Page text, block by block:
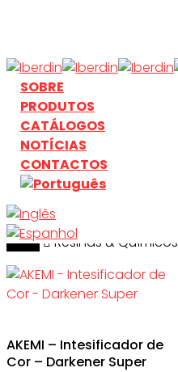
main
content
search
Menu
SOBRE
PRODUTOS
CATÁLOGOS
NOTÍCIAS
CONTACTOS
search
Início Resinas & Químicos
AKEMI – Intesificador de
Cor – Darkener Super